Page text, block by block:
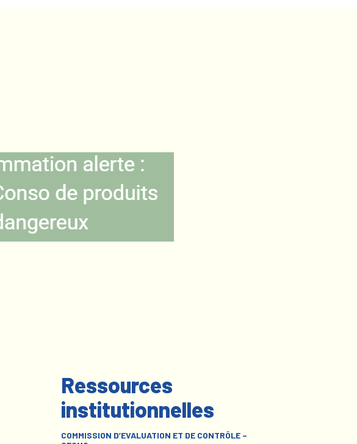
Ressources
institutionnelles
COMMISSION D’EVALUATION ET DE CONTRÔLE –